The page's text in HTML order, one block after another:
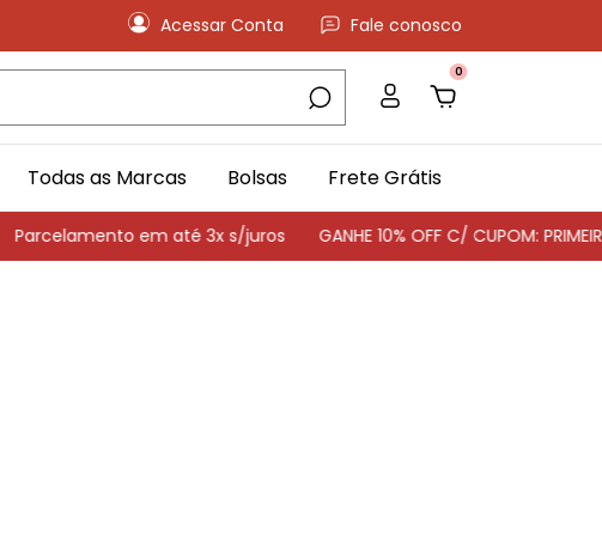
Acessar Conta Fale conosco
0
Todas as Marcas Bolsas Frete Grátis
Parcelamento em até 3x s/juros GANHE 10% OFF C/ CUPOM: